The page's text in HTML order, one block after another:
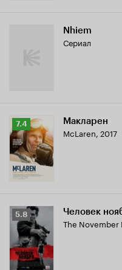
Nhiem
Сериал
Рейтинг
Кинопоиска
7.4
7.4 Макларен
McLaren, 2017
Рейтинг
Кинопоиска
5.8
5.8 Человек
The November